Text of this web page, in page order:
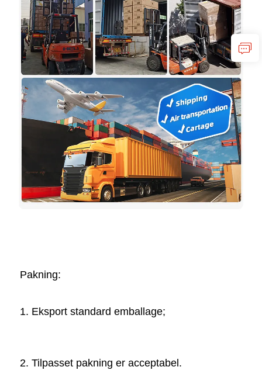
Pakning:
1. Eksport standard emballage;
2. Tilpasset pakning er acceptabel.